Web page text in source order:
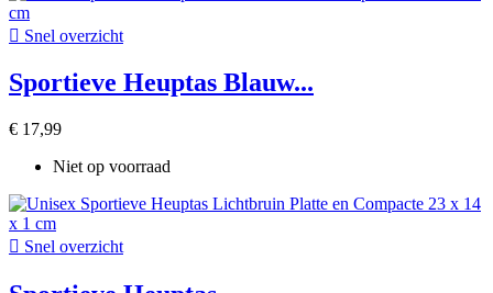
 Snel overzicht
Sportieve Heuptas Blauw...
€ 17,99
Niet op voorraad
 Snel overzicht